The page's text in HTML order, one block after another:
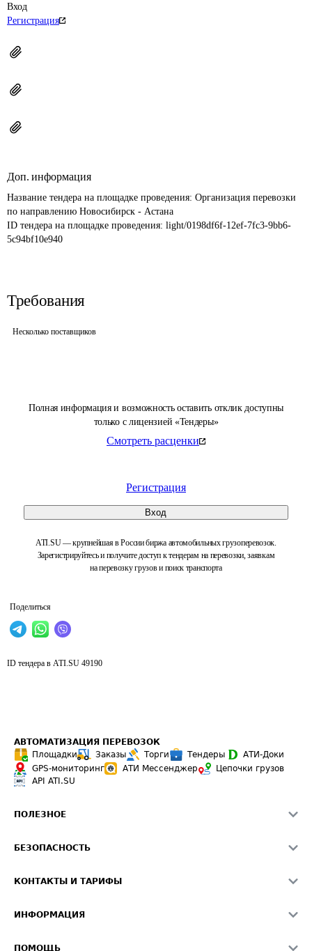
Полная информация и возможность оставить отклик доступны
только с лицензией «Тендеры»
Смотреть расценки
Регистрация
Вход
ATI.SU — крупнейшая в России биржа автомобильных грузоперевозок.
Зарегистрируйтесь и получите доступ к тендерам на перевозки, заявкам
на перевозку грузов и поиск транспорта
Поделиться
Вход
Регистрация
Доп. информация
Название тендера на площадке проведения: Организация перевозки
по направлению Новосибирск - Астана
ID тендера на площадке проведения: light/0198df6f-12ef-7fc3-9bb6-
5c94bf10e940
Требования
Несколько поставщиков
ID тендера в ATI.SU 49190
АВТОМАТИЗАЦИЯ ПЕРЕВОЗОК
Площадки
Заказы Торги Тендеры
АТИ-Доки
GPS-мониторинг
АТИ Мессенджер
Цепочки грузов
API ATI.SU
ПОЛЕЗНОЕ
Звезды ATI.SU на вашем сайте
Средние ставки
БЕЗОПАСНОСТЬ
Светофор+
О формировании Паспорта
КОНТАКТЫ И ТАРИФЫ
Реклама на сайте
ИНФОРМАЦИЯ
ПОМОЩЬ